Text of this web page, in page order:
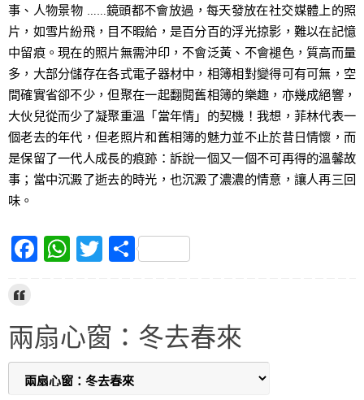
事、人物景物 ……鏡頭都不會放過，每天發放在社交媒體上的照
片，如雪片紛飛，目不暇給，是百分百的浮光掠影，難以在記憶
中留痕。現在的照片無需沖印，不會泛黃、不會褪色，質高而量
多，大部分儲存在各式電子器材中，相簿相對變得可有可無，空
間確實省卻不少，但聚在一起翻閱舊相簿的樂趣，亦幾成絕響，
大伙兒從而少了凝聚重溫「當年情」的契機！我想，菲林代表一
個老去的年代，但老照片和舊相簿的魅力並不止於昔日情懷，而
是保留了一代人成長的痕跡：訴說一個又一個不可再得的溫馨故
事；當中沉澱了逝去的時光，也沉澱了濃濃的情意，讓人再三回
味。
F
e
b
o
W
s
A
p
T
er
S
e
兩扇心窗：冬去春來